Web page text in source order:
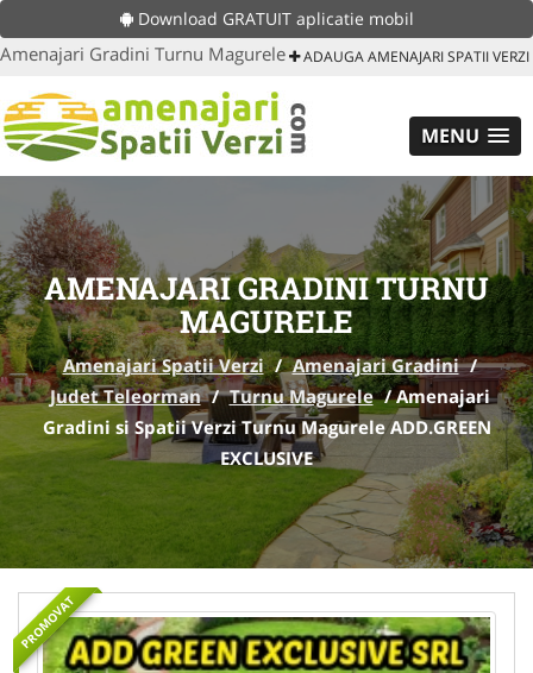
Download GRATUIT aplicatie mobil
Amenajari Gradini Turnu Magurele ADAUGA AMENAJARI SPATII VERZI
MENU
AMENAJARI GRADINI TURNU
MAGURELE
Amenajari Spatii Verzi / Amenajari Gradini /
Judet Teleorman / Turnu Magurele /Amenajari
Gradini si Spatii Verzi Turnu Magurele ADD.GREEN
EXCLUSIVE
PROMOVAT